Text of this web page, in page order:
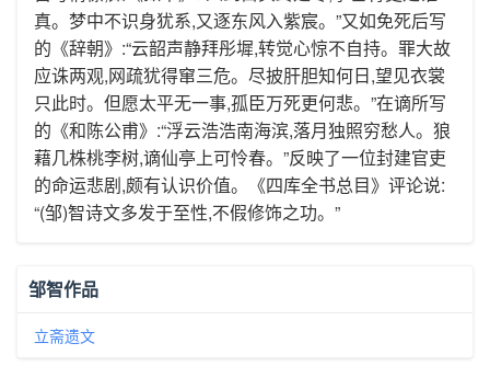
真。梦中不识身犹系,又逐东风入紫宸。”又如免死后写
的《辞朝》:“云韶声静拜彤墀,转觉心惊不自持。罪大故
应诛两观,网疏犹得窜三危。尽披肝胆知何日,望见衣裳
只此时。但愿太平无一事,孤臣万死更何悲。”在谪所写
的《和陈公甫》:“浮云浩浩南海滨,落月独照穷愁人。狼
藉几株桃李树,谪仙亭上可怜春。”反映了一位封建官吏
的命运悲剧,颇有认识价值。《四库全书总目》评论说:
“(邹)智诗文多发于至性,不假修饰之功。”
邹智作品
立斋遗文